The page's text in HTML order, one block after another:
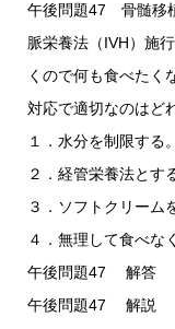
午後問題47 骨髄移
脈栄養法（IVH）施
くので何も食べたく
対応で適切なのはど
１．水分を制限する。
２．経管栄養法とす
３．ソフトクリーム
４．無理して食べな
午後問題47 解答
午後問題47 解説